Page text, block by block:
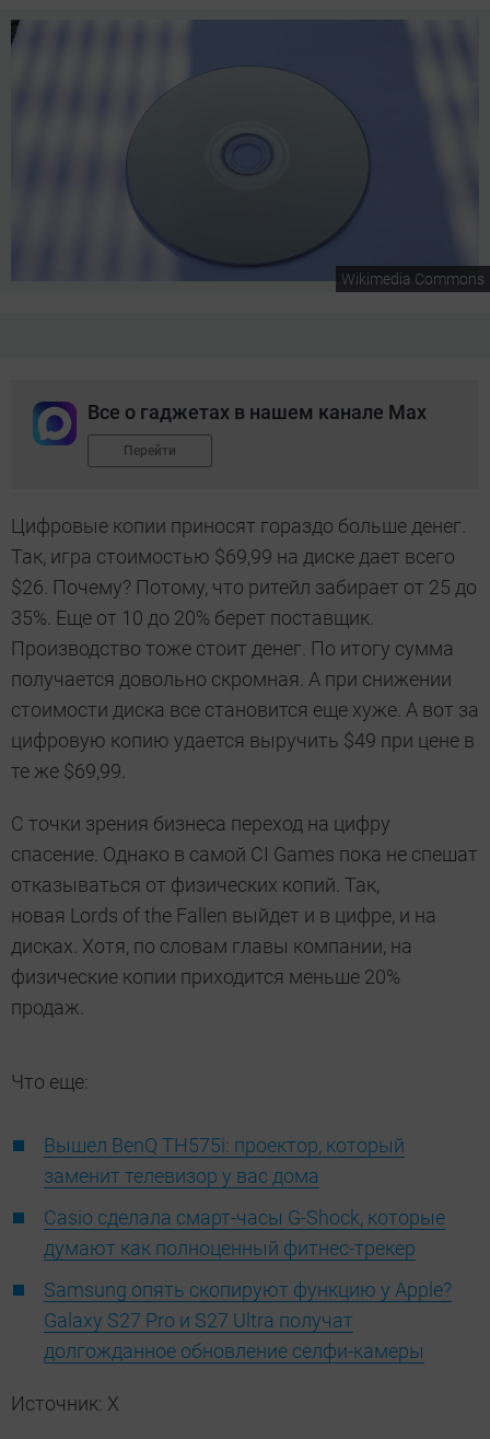
Wikimedia Commons
Все о гаджетах в нашем канале Max
Перейти
Цифровые копии приносят гораздо больше денег.
Так, игра стоимостью $69,99 на диске дает всего
$26. Почему? Потому, что ритейл забирает от 25 до
35%. Еще от 10 до 20% берет поставщик.
Производство тоже стоит денег. По итогу сумма
получается довольно скромная. А при снижении
стоимости диска все становится еще хуже. А вот за
цифровую копию удается выручить $49 при цене в
те же $69,99.
С точки зрения бизнеса переход на цифру
спасение. Однако в самой CI Games пока не спешат
отказываться от физических копий. Так,
новая Lords of the Fallen выйдет и в цифре, и на
дисках. Хотя, по словам главы компании, на
физические копии приходится меньше 20%
продаж.
Что еще:
Вышел BenQ TH575i: проектор, который
заменит телевизор у вас дома
Casio сделала смарт-часы G-Shock, которые
думают как полноценный фитнес-трекер
Samsung опять скопируют функцию у Apple?
Galaxy S27 Pro и S27 Ultra получат
долгожданное обновление селфи-камеры
Источник: X